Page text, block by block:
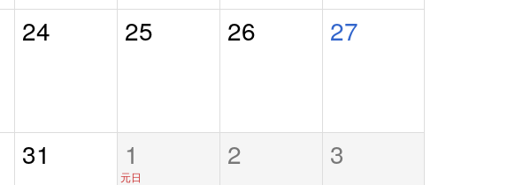
24 25 26 27
31 1
元日
2 3